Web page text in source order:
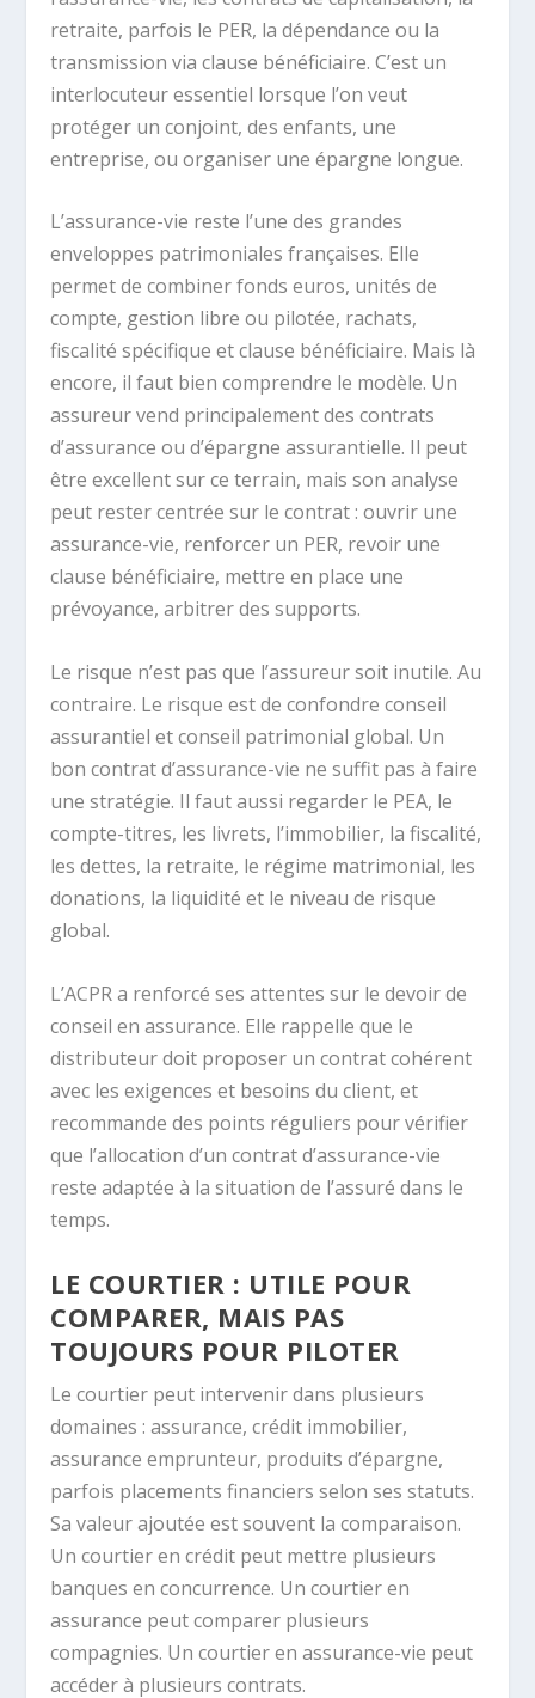
retraite, parfois le PER, la dépendance ou la
transmission via clause bénéficiaire. C’est un
interlocuteur essentiel lorsque l’on veut
protéger un conjoint, des enfants, une
entreprise, ou organiser une épargne longue.
L’assurance-vie reste l’une des grandes
enveloppes patrimoniales françaises. Elle
permet de combiner fonds euros, unités de
compte, gestion libre ou pilotée, rachats,
fiscalité spécifique et clause bénéficiaire. Mais là
encore, il faut bien comprendre le modèle. Un
assureur vend principalement des contrats
d’assurance ou d’épargne assurantielle. Il peut
être excellent sur ce terrain, mais son analyse
peut rester centrée sur le contrat : ouvrir une
assurance-vie, renforcer un PER, revoir une
clause bénéficiaire, mettre en place une
prévoyance, arbitrer des supports.
Le risque n’est pas que l’assureur soit inutile. Au
contraire. Le risque est de confondre conseil
assurantiel et conseil patrimonial global. Un
bon contrat d’assurance-vie ne suffit pas à faire
une stratégie. Il faut aussi regarder le PEA, le
compte-titres, les livrets, l’immobilier, la fiscalité,
les dettes, la retraite, le régime matrimonial, les
donations, la liquidité et le niveau de risque
global.
L’ACPR a renforcé ses attentes sur le devoir de
conseil en assurance. Elle rappelle que le
distributeur doit proposer un contrat cohérent
avec les exigences et besoins du client, et
recommande des points réguliers pour vérifier
que l’allocation d’un contrat d’assurance-vie
reste adaptée à la situation de l’assuré dans le
temps.
LE COURTIER : UTILE POUR
COMPARER, MAIS PAS
TOUJOURS POUR PILOTER
Le courtier peut intervenir dans plusieurs
domaines : assurance, crédit immobilier,
assurance emprunteur, produits d’épargne,
parfois placements financiers selon ses statuts.
Sa valeur ajoutée est souvent la comparaison.
Un courtier en crédit peut mettre plusieurs
banques en concurrence. Un courtier en
assurance peut comparer plusieurs
compagnies. Un courtier en assurance-vie peut
accéder à plusieurs contrats.